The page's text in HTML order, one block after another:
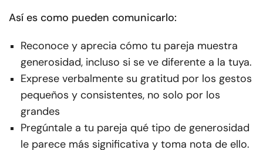
Así es como pueden comunicarlo:
Reconoce y aprecia cómo tu pareja muestra
generosidad, incluso si se ve diferente a la tuya.
Exprese verbalmente su gratitud por los gestos
pequeños y consistentes, no solo por los
grandes
Pregúntale a tu pareja qué tipo de generosidad
le parece más significativa y toma nota de ello.